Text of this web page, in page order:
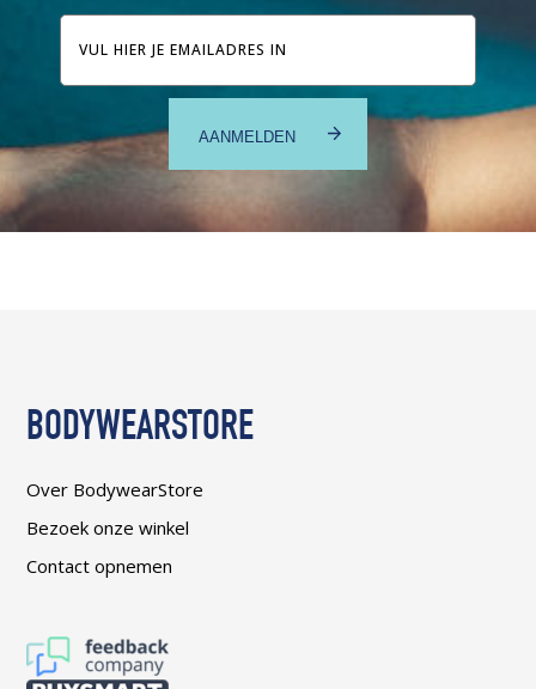
E-
mailadres
BODYWEARSTORE
Over BodywearStore
Bezoek onze winkel
Contact opnemen